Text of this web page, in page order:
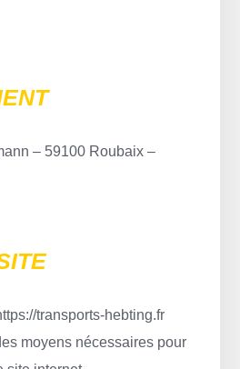
– 59100 Roubaix –
transports-hebting.fr
moyens nécessaires pour